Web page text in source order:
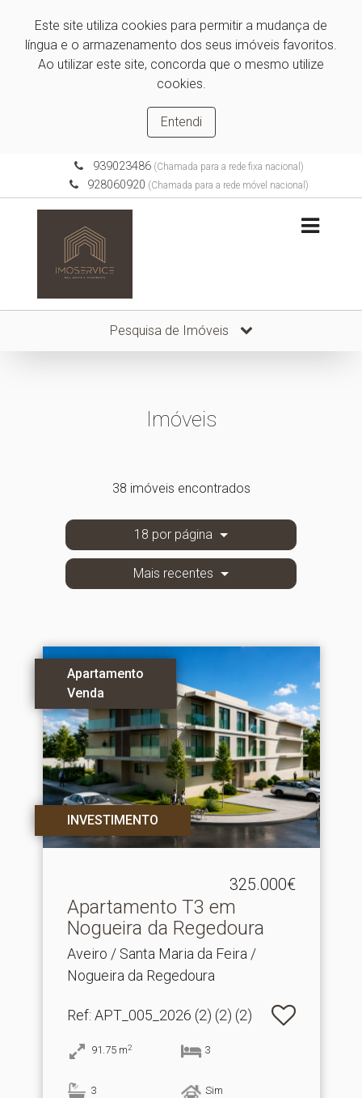
Este site utiliza cookies para permitir a mudança de
língua e o armazenamento dos seus imóveis favoritos.
Ao utilizar este site, concorda que o mesmo utilize
cookies.
Entendi
939023486(Chamada para a rede fixa nacional)
928060920 (Chamada para a rede móvel nacional)
Pesquisa de Imóveis
Imóveis
38 imóveis encontrados
18 por página
Mais recentes
Apartamento
Venda
INVESTIMENTO
325.000€
Apartamento T3 em
Nogueira da Regedoura
Aveiro / Santa Maria da Feira /
Nogueira da Regedoura
Ref: APT_005_2026 (2) (2) (2)
91.75 m2 3
3 Sim